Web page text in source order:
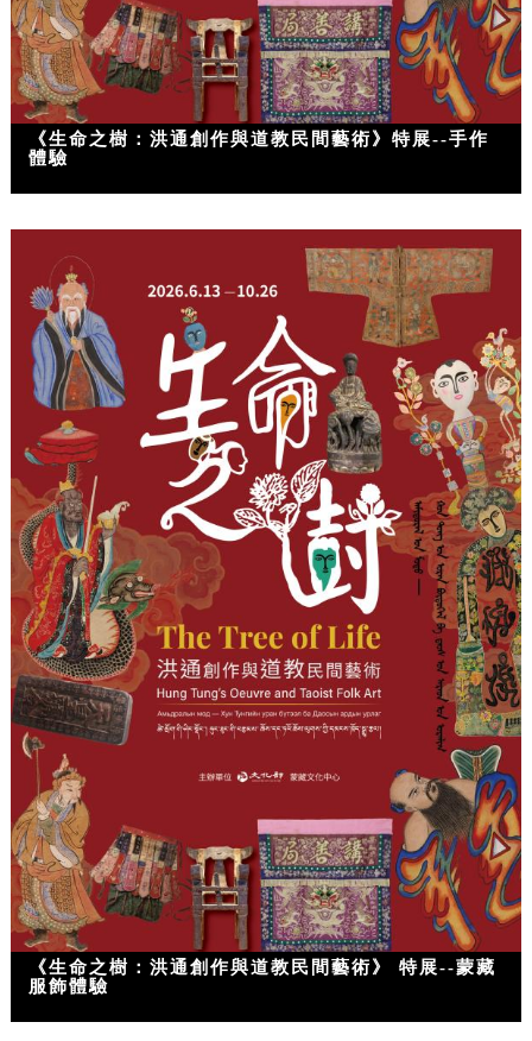
《生命之樹：洪通創作與道教民間藝術》特展--手作
體驗
《生命之樹：洪通創作與道教民間藝術》 特展--蒙藏
服飾體驗